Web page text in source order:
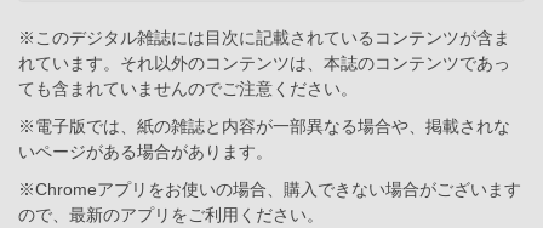
※このデジタル雑誌には目次に記載されているコンテンツが含ま
れています。それ以外のコンテンツは、本誌のコンテンツであっ
ても含まれていませんのでご注意ください。
※電子版では、紙の雑誌と内容が一部異なる場合や、掲載されな
いページがある場合があります。
※Chromeアプリをお使いの場合、購入できない場合がございます
ので、最新のアプリをご利用ください。